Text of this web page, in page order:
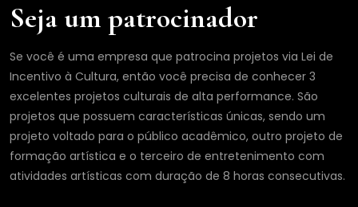
Seja um patrocinador
Se você é uma empresa que patrocina projetos via Lei de
Incentivo à Cultura, então você precisa de conhecer 3
excelentes projetos culturais de alta performance. São
projetos que possuem características únicas, sendo um
projeto voltado para o público acadêmico, outro projeto de
formação artística e o terceiro de entretenimento com
atividades artísticas com duração de 8 horas consecutivas.